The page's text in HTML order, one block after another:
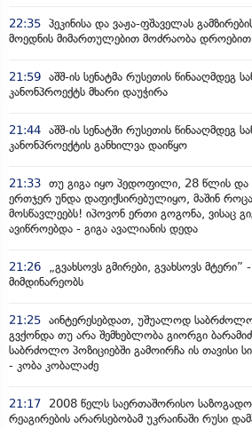
22:35 პეკინისა და ვაჟა-ფშაველას
მოედნის მიმართულებით მოძრაობა დროებით
21:59 აშშ-ის სენატმა რუსეთის წინააღმდეგ
კანონპროექტს მხარი დაუჭირა
21:44 აშშ-ის სენატში რუსეთის წინააღმდეგ
კანონპროექტის განხილვა დაიწყო
21:33 თუ გიგა იყო პედოფილი, 28 წლის და
ერთჯერ უნდა დაფიქსირებულიყო, მაშინ
მოსწავლეებს! იპოვონ ერთი გოგონა, ვისაც
ავიწროებდა - გიგა ავალიანის დედა
21:26
„გვახსოვს გმირები, გვახსოვს
მიმდინარეობს
21:25 აინტერესებდათ, უშუალოდ
გვქონდა თუ არა შემხებლობა გიორგი
საბრძოლო პოზიციებში გამოირჩა ის თავისი
- კობა კობალაძე
21:17
2008 წელს საერთაშორისო
რეაგირების არარსებობამ უკრაინაში რუსი